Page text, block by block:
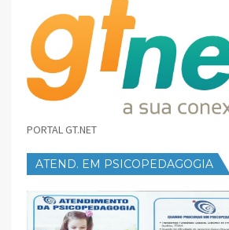
PORTAL GT.NET
ATEND. EM PSICOPEDAGOGIA